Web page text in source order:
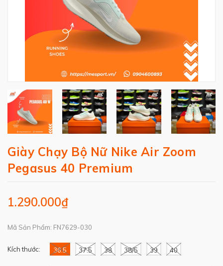
Giày Chạy Bộ Nữ Nike Air Zoom
Pegasus 40 Premium
1.290.000₫
Mã Sản Phẩm: FN7629-030
Kích thước: 36.5 37.5 38 38/5 39 40